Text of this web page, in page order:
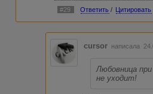
По логике тут уже
раньше, чем пошла в
В финал верится с
однако ж не уходит! То
какая-то еще
Плюс не поставлю,
#29 Ответить / Цитировать
cursor написала
Любовница
не уходит!